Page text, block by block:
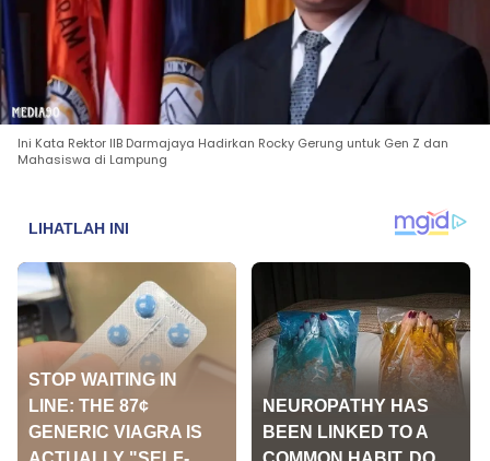
Ini Kata Rektor IIB Darmajaya Hadirkan Rocky Gerung untuk Gen Z dan
Mahasiswa di Lampung